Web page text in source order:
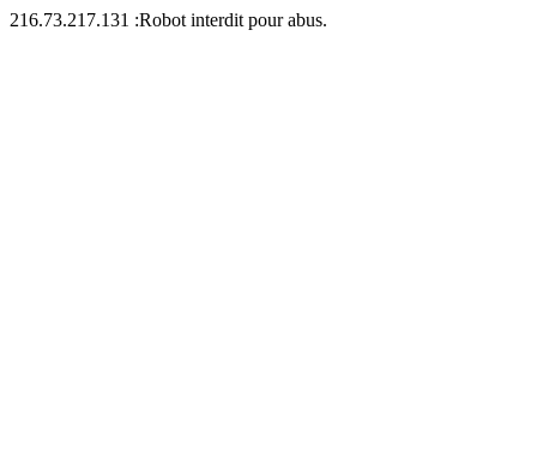
216.73.217.131 :Robot interdit pour abus.